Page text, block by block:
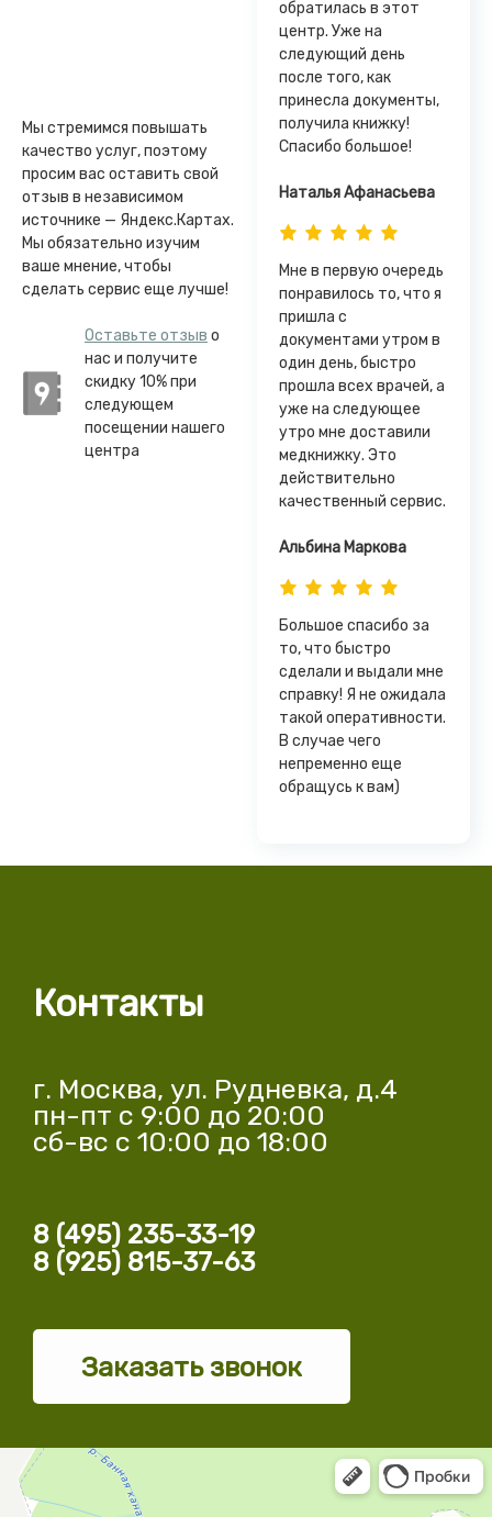
Мы стремимся повышать
качество услуг, поэтому
просим вас оставить свой
отзыв в независимом
источнике — Яндекс.Картах.
Мы обязательно изучим
ваше мнение, чтобы
сделать сервис еще лучше!
Оставьте отзыв о
нас и получите
скидку 10% при
следующем
посещении нашего
центра
обратилась в этот
центр. Уже на
следующий день
после того, как
принесла документы,
получила книжку!
Спасибо большое!
Наталья Афанасьева
Мне в первую очередь
понравилось то, что я
пришла с
документами утром в
один день, быстро
прошла всех врачей, а
уже на следующее
утро мне доставили
медкнижку. Это
действительно
качественный сервис.
Альбина Маркова
Большое спасибо за
то, что быстро
сделали и выдали мне
справку! Я не ожидала
такой оперативности.
В случае чего
непременно еще
обращусь к вам)
Контакты
г. Москва, ул. Рудневка, д.4
пн-пт с 9:00 до 20:00
сб-вс с 10:00 до 18:00
8 (495) 235-33-19
8 (925) 815-37-63
Заказать звонок